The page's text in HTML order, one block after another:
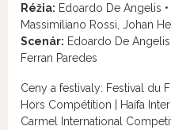
Réžia: Edoardo De Angelis •
Massimiliano Rossi, Johan
Scenár: Edoardo De
Ferran Paredes
Ceny a festivaly: Festival du
Hors Compétition | Haifa
Carmel International